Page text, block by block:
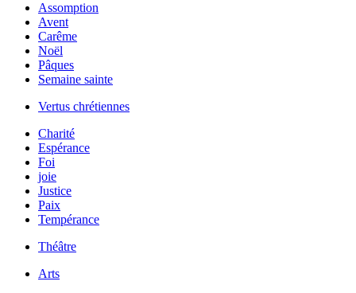
Assomption
Avent
Carême
Noël
Pâques
Semaine sainte
Vertus chrétiennes
Charité
Espérance
Foi
joie
Justice
Paix
Tempérance
Théâtre
Arts